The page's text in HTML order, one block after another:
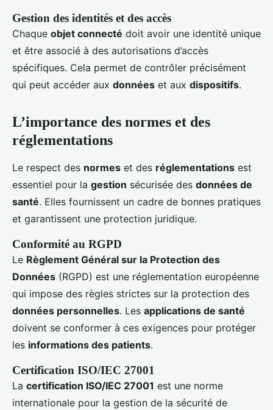
Gestion des identités et des accès
Chaque objet connecté doit avoir une identité unique
et être associé à des autorisations d’accès
spécifiques. Cela permet de contrôler précisément
qui peut accéder aux données et aux dispositifs.
L’importance des normes et des
réglementations
Le respect des normes et des réglementations est
essentiel pour la gestion sécurisée des données de
santé. Elles fournissent un cadre de bonnes pratiques
et garantissent une protection juridique.
Conformité au RGPD
Le Règlement Général sur la Protection des
Données (RGPD) est une réglementation européenne
qui impose des règles strictes sur la protection des
données personnelles. Les applications de santé
doivent se conformer à ces exigences pour protéger
les informations des patients.
Certification ISO/IEC 27001
La certification ISO/IEC 27001 est une norme
internationale pour la gestion de la sécurité de